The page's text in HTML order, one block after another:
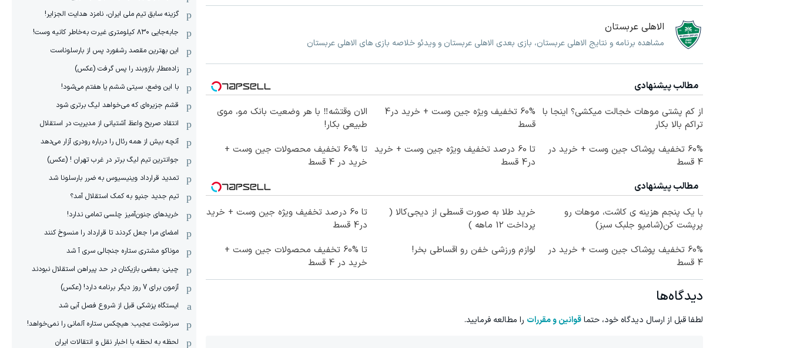
الاهلی عربستان
مشاهده برنامه و نتایج الاهلی عربستان، بازی بعدی الاهلی عربستان و ویدئو خلاصه بازی های الاهلی عربستان
مطالب پیشنهادی
از کم پشتی موهات خجالت میکشی؟ اینجا با
تراکم بالا بکار
60% تخفیف ویژه جین وست + خرید در4
قسط
الان وقتشه‼️ با هر وضعیت بانک مو، موی
طبیعی بکار!
60% تخفیف پوشاک جین وست + خرید در
4 قسط
تا 60 درصد تخفیف ویژه جین وست + خرید
در4 قسط
تا %60 تخفیف محصولات جین وست +
خرید در 4 قسط
مطالب پیشنهادی
با یک پنجم هزینه ی کاشت، موهات رو
پرپشت کن(شامپو جلبک سبز)
خرید طلا به صورت قسطی از دیجی‌کالا (
پرداخت 12 ماهه )
تا 60 درصد تخفیف ویژه جین وست + خرید
در4 قسط
60% تخفیف پوشاک جین وست + خرید در
4 قسط
لوازم ورزشی خفن رو اقساطی بخر!
تا %60 تخفیف محصولات جین وست +
خرید در 4 قسط
دیدگاه‌ها
لطفا قبل از ارسال دیدگاه خود، حتماقوانین و مقررات را مطالعه فرمایید.
گزینه سابق تیم ملی ایران، نامزد هدایت الجزایر!
جابه‌جایی ۸۳۰ کیلومتری غیرت به‌خاطر کانیه وست!
این بهترین مقصد رشفورد پس از بارسلوناست
زاده‌عطار بازوبند را پس گرفت (عکس)
با این وضع، سیتی ششم یا هفتم می‌شود!
قشم جزیره‌ای که می‌خواهد لیگ برتری شود
انتقاد صریح واعظ آشتیانی از مدیریت در استقلال
آنچه بیش از همه رئال را درباره رودری آزار می‌دهد
جوانترین تیم لیگ برتر در غرب تهران ! (عکس)
تمدید قرارداد وینیسیوس به ضرر بارسلونا شد
تیم جدید جنپو به کمک استقلال آمد؟
خریدهای جنون‌آمیز چلسی تمامی ندارد!
امضای مرا جعل کردند تا قرارداد را منسوخ کنند
موناکو مشتری ستاره جنجالی سری آ شد
چینی: بعضی بازیکنان در حد پیراهن استقلال نبودند
آزمون برای 7 روز دیگر برنامه دارد! (عکس)
ایستگاه پزشکی قبل از شروع فصل آبی شد
سرنوشت عجیب: هیچکس ستاره آلمانی را نمی‌خواهد!
لحظه به لحظه با اخبار نقل و انتقالات ایران